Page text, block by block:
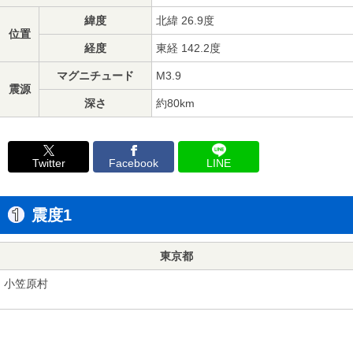
位置
緯度 北緯 26.9度
経度 東経 142.2度
震源
マグニチュード M3.9
深さ 約80km
Twitter Facebook LINE
震度1
東京都
小笠原村